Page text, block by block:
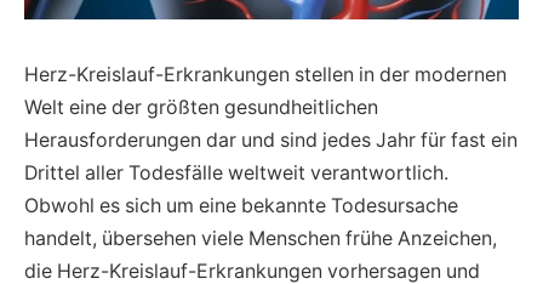
Herz-Kreislauf-Erkrankungen stellen in der modernen
Welt eine der größten gesundheitlichen
Herausforderungen dar und sind jedes Jahr für fast ein
Drittel aller Todesfälle weltweit verantwortlich.
Obwohl es sich um eine bekannte Todesursache
handelt, übersehen viele Menschen frühe Anzeichen,
die Herz-Kreislauf-Erkrankungen vorhersagen und